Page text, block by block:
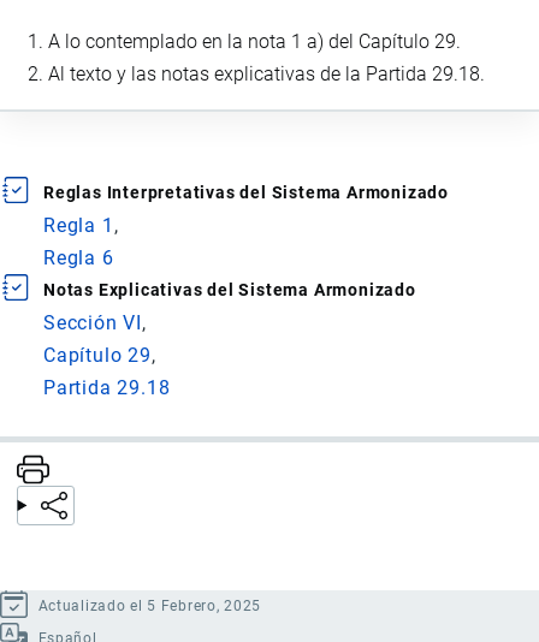
A lo contemplado en la nota 1 a) del Capítulo 29.
Al texto y las notas explicativas de la Partida 29.18.
Reglas Interpretativas del Sistema Armonizado
Regla 1
Regla 6
Notas Explicativas del Sistema Armonizado
Sección VI
Capítulo 29
Partida 29.18
Actualizado el 5 Febrero, 2025
Español